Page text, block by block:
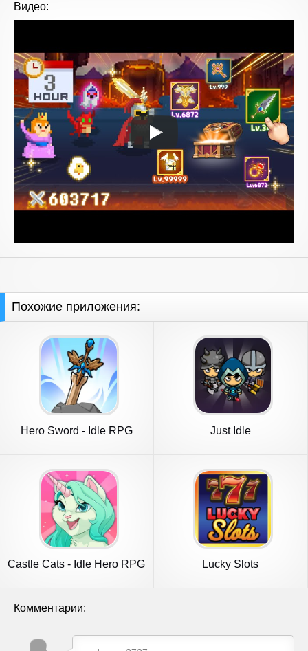
Видео:
Похожие приложения:
Hero Sword - Idle RPG Just Idle
Castle Cats - Idle Hero RPG Lucky Slots
Комментарии: